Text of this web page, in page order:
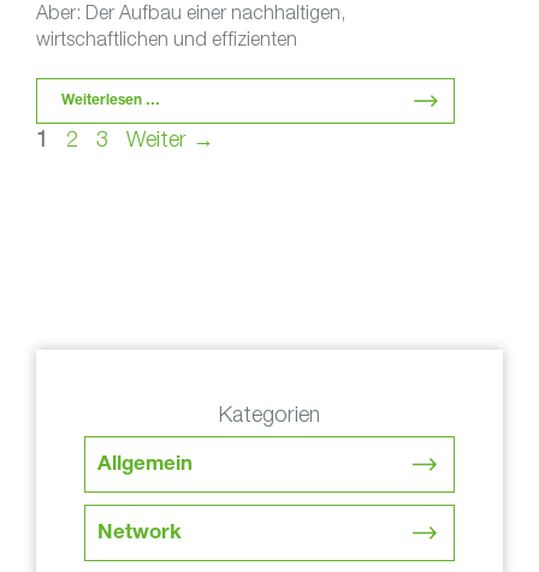
Aber: Der Aufbau einer nachhaltigen,
wirtschaftlichen und effizienten
Weiterlesen …
Seite
1 Seite
2 Seite
3 Weiter →
Kategorien
Allgemein
Network